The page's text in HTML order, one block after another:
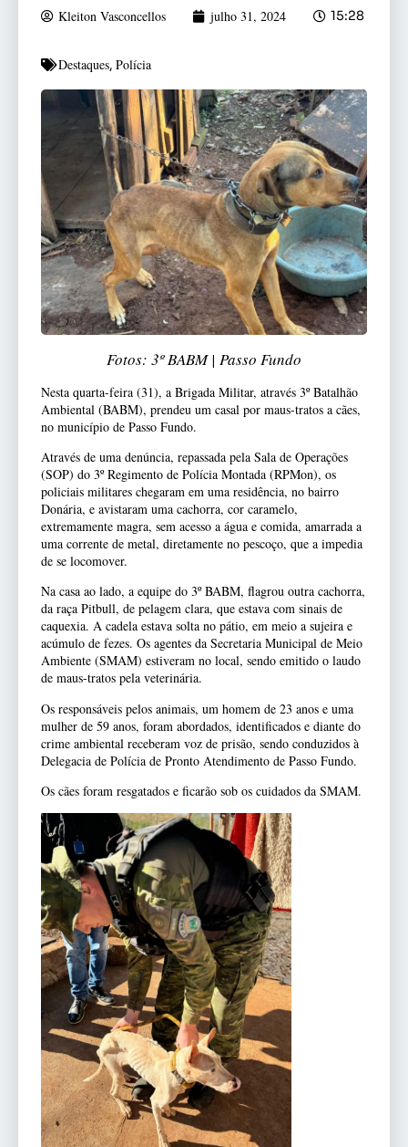
Kleiton Vasconcellos julho 31, 2024 15:28
Destaques, Polícia
Fotos: 3º BABM | Passo Fundo
Nesta quarta-feira (31), a Brigada Militar, através 3º Batalhão
Ambiental (BABM), prendeu um casal por maus-tratos a cães,
no município de Passo Fundo.
Através de uma denúncia, repassada pela Sala de Operações
(SOP) do 3º Regimento de Polícia Montada (RPMon), os
policiais militares chegaram em uma residência, no bairro
Donária, e avistaram uma cachorra, cor caramelo,
extremamente magra, sem acesso a água e comida, amarrada a
uma corrente de metal, diretamente no pescoço, que a impedia
de se locomover.
Na casa ao lado, a equipe do 3º BABM, flagrou outra cachorra,
da raça Pitbull, de pelagem clara, que estava com sinais de
caquexia. A cadela estava solta no pátio, em meio a sujeira e
acúmulo de fezes. Os agentes da Secretaria Municipal de Meio
Ambiente (SMAM) estiveram no local, sendo emitido o laudo
de maus-tratos pela veterinária.
Os responsáveis pelos animais, um homem de 23 anos e uma
mulher de 59 anos, foram abordados, identificados e diante do
crime ambiental receberam voz de prisão, sendo conduzidos à
Delegacia de Polícia de Pronto Atendimento de Passo Fundo.
Os cães foram resgatados e ficarão sob os cuidados da SMAM.